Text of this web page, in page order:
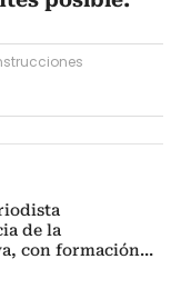
de la
con formación...